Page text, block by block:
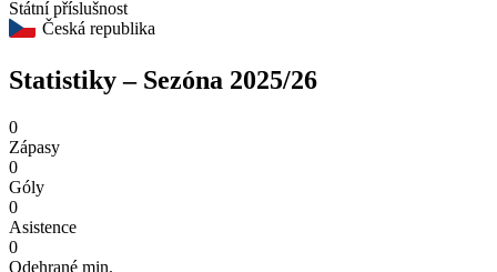
Státní příslušnost
Česká republika
Statistiky – Sezóna 2025/26
0
Zápasy
0
Góly
0
Asistence
0
Odehrané min.